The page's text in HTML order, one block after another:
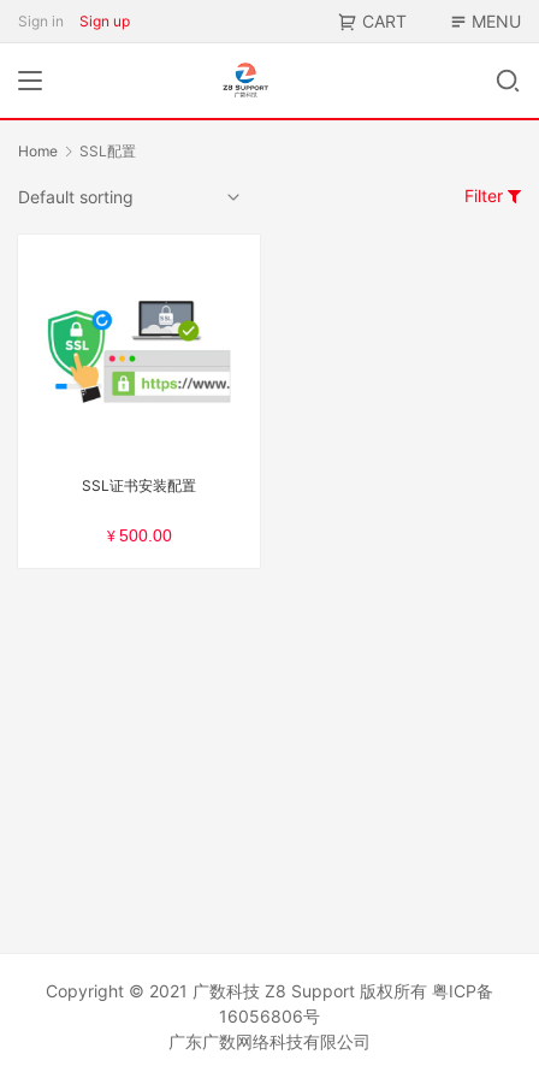
Sign in Sign up CART MENU
Home SSL配置
Filter
SSL证书安装配置
¥ 500.00
Copyright © 2021 广数科技 Z8 Support 版权所有 粤ICP备
16056806号
广东广数网络科技有限公司